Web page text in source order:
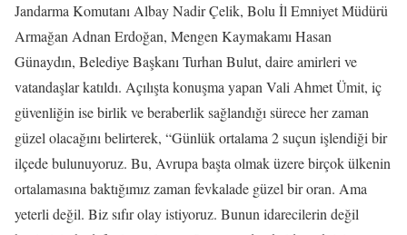
Jandarma Komutanı Albay Nadir Çelik, Bolu İl Emniyet Müdürü
Armağan Adnan Erdoğan, Mengen Kaymakamı Hasan
Günaydın, Belediye Başkanı Turhan Bulut, daire amirleri ve
vatandaşlar katıldı. Açılışta konuşma yapan Vali Ahmet Ümit, iç
güvenliğin ise birlik ve beraberlik sağlandığı sürece her zaman
güzel olacağını belirterek, “Günlük ortalama 2 suçun işlendiği bir
ilçede bulunuyoruz. Bu, Avrupa başta olmak üzere birçok ülkenin
ortalamasına baktığımız zaman fevkalade güzel bir oran. Ama
yeterli değil. Biz sıfır olay istiyoruz. Bunun idarecilerin değil